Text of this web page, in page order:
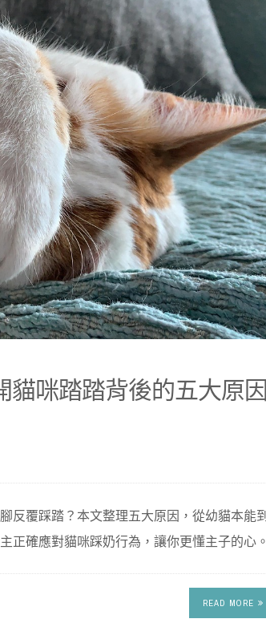
貓咪踏踏背後的五大原因
反覆踩踏？本文整理五大原因，從幼貓本能
正確應對貓咪踩奶行為，讓你更懂主子的心。
READ MORE